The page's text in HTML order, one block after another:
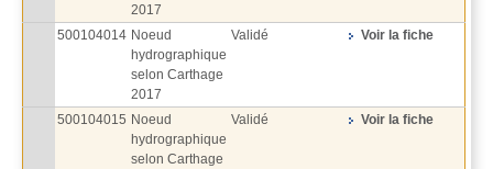
2017
500104014 Noeud
hydrographique
selon Carthage
2017
Validé Voir la fiche
500104015 Noeud
hydrographique
selon Carthage
Validé Voir la fiche